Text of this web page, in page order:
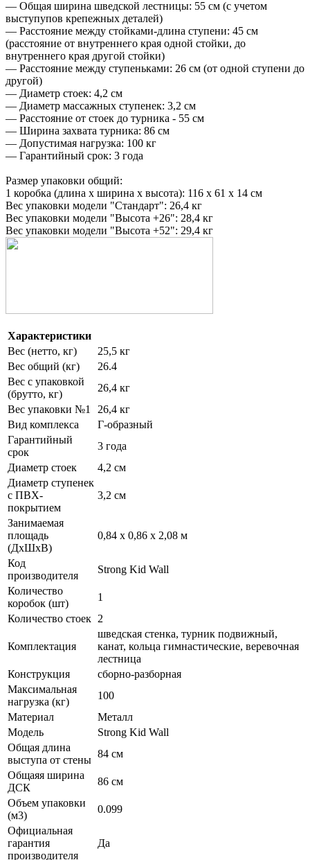
— Общая ширина шведской лестницы: 55 см (с учетом
выступупов крепежных деталей)
— Расстояние между стойками-длина ступени: 45 см
(расстояние от внутреннего края одной стойки, до
внутреннего края другой стойки)
— Расстояние между ступеньками: 26 см (от одной ступени до
другой)
— Диаметр стоек: 4,2 см
— Диаметр массажных ступенек: 3,2 см
— Расстояние от стоек до турника - 55 см
— Ширина захвата турника: 86 см
— Допустимая нагрузка: 100 кг
— Гарантийный срок: 3 года
Размер упаковки общий:
1 коробка (длина х ширина х высота): 116 х 61 х 14 см
Вес упаковки модели "Стандарт": 26,4 кг
Вес упаковки модели "Высота +26": 28,4 кг
Вес упаковки модели "Высота +52": 29,4 кг
Характеристики
Вес (нетто, кг)
25,5 кг
Вес общий (кг)
26.4
Вес с упаковкой
(брутто, кг)
26,4 кг
Вес упаковки №1
26,4 кг
Вид комплекса
Г-образный
Гарантийный
срок
3 года
Диаметр стоек
4,2 см
Диаметр ступенек
с ПВХ-
покрытием
3,2 см
Занимаемая
площадь
(ДхШхВ)
0,84 х 0,86 х 2,08 м
Код
производителя
Strong Kid Wall
Количество
коробок (шт)
1
Количество стоек 2
Комплектация
шведская стенка, турник подвижный,
канат, кольца гимнастические, веревочная
лестница
Конструкция
сборно-разборная
Максимальная
нагрузка (кг)
100
Материал
Металл
Модель
Strong Kid Wall
Общая длина
выступа от стены
84 см
Общаяя ширина
ДСК
86 см
Объем упаковки
(м3)
0.099
Официальная
гарантия
производителя
Да